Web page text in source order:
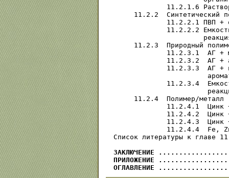
11.2.1.6
11.2.2  Синтетический
11.2.2.1 ПВП +
11.2.2.2
11.2.3  Природный
11.2.3.1  АГ +
11.2.3.2  АГ +
11.2.3.3  АГ +
11.2.3.4
11.2.4  Полимер/металл
11.2.4.1  Цинк
11.2.4.2  Цинк
11.2.4.3  Цинк
11.2.4.4  Fe,
Список литературы к
ЗАКЛЮЧЕНИЕ
ПРИЛОЖЕНИЕ
ОГЛАВЛЕНИЕ